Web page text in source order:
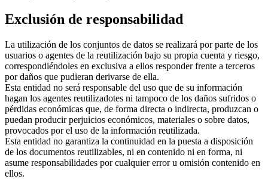
Exclusión de responsabilidad
La utilización de los conjuntos de datos se realizará por parte de los
usuarios o agentes de la reutilización bajo su propia cuenta y riesgo,
correspondiéndoles en exclusiva a ellos responder frente a terceros
por daños que pudieran derivarse de ella.
Esta entidad no será responsable del uso que de su información
hagan los agentes reutilizadotes ni tampoco de los daños sufridos o
pérdidas económicas que, de forma directa o indirecta, produzcan o
puedan producir perjuicios económicos, materiales o sobre datos,
provocados por el uso de la información reutilizada.
Esta entidad no garantiza la continuidad en la puesta a disposición
de los documentos reutilizables, ni en contenido ni en forma, ni
asume responsabilidades por cualquier error u omisión contenido en
ellos.